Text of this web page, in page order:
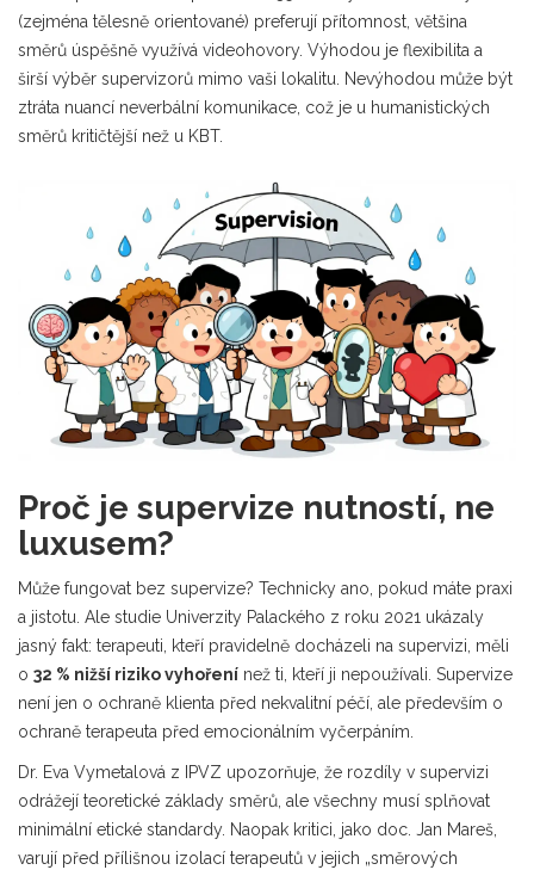
(zejména tělesně orientované) preferují přítomnost, většina
směrů úspěšně využívá videohovory. Výhodou je flexibilita a
širší výběr supervizorů mimo vaši lokalitu. Nevýhodou může být
ztráta nuancí neverbální komunikace, což je u humanistických
směrů kritičtější než u KBT.
Proč je supervize nutností, ne
luxusem?
Může fungovat bez supervize? Technicky ano, pokud máte praxi
a jistotu. Ale studie Univerzity Palackého z roku 2021 ukázaly
jasný fakt: terapeuti, kteří pravidelně docházeli na supervizi, měli
o 32 % nižší riziko vyhoření než ti, kteří ji nepoužívali. Supervize
není jen o ochraně klienta před nekvalitní péčí, ale především o
ochraně terapeuta před emocionálním vyčerpáním.
Dr. Eva Vymetalová z IPVZ upozorňuje, že rozdíly v supervizi
odrážejí teoretické základy směrů, ale všechny musí splňovat
minimální etické standardy. Naopak kritici, jako doc. Jan Mareš,
varují před přílišnou izolací terapeutů v jejich „směrových